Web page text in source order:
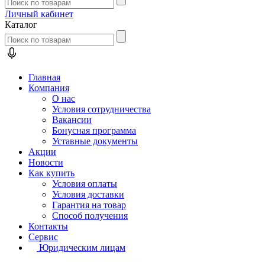
Личный кабинет
Каталог
Главная
Компания
О нас
Условия сотрудничества
Вакансии
Бонусная программа
Уставные документы
Акции
Новости
Как купить
Условия оплаты
Условия доставки
Гарантия на товар
Способ получения
Контакты
Сервис
Юридическим лицам